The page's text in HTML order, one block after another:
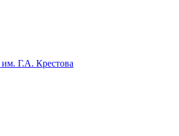
Г.А. Крестова